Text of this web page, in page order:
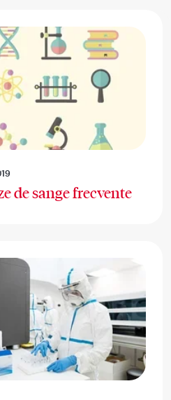
de sange frecvente